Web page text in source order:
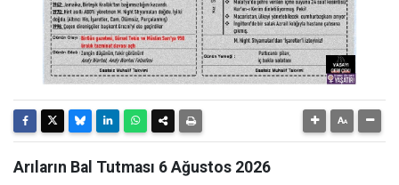
Arıların Bal Tutması 6 Ağustos 2026